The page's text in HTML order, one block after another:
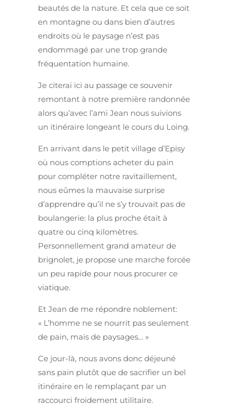
beautés de la nature. Et cela que ce soit
en montagne ou dans bien d’autres
endroits où le paysage n’est pas
endommagé par une trop grande
fréquentation humaine.
Je citerai ici au passage ce souvenir
remontant à notre première randonnée
alors qu’avec l’ami Jean nous suivions
un itinéraire longeant le cours du Loing.
En arrivant dans le petit village d’Episy
où nous comptions acheter du pain
pour compléter notre ravitaillement,
nous eûmes la mauvaise surprise
d’apprendre qu’il ne s’y trouvait pas de
boulangerie: la plus proche était à
quatre ou cinq kilomètres.
Personnellement grand amateur de
brignolet, je propose une marche forcée
un peu rapide pour nous procurer ce
viatique.
Et Jean de me répondre noblement:
« L’homme ne se nourrit pas seulement
de pain, mais de paysages… »
Ce jour-là, nous avons donc déjeuné
sans pain plutôt que de sacrifier un bel
itinéraire en le remplaçant par un
raccourci froidement utilitaire.